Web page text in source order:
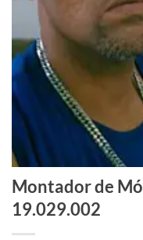
Montador de
19.029.002